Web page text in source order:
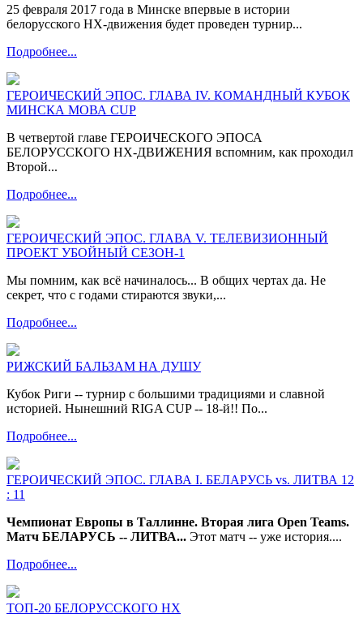
25 февраля 2017 года в Минске впервые в истории
белорусского НХ-движения будет проведен турнир...
Подробнее...
ГЕРОИЧЕСКИЙ ЭПОС. ГЛАВА IV. КОМАНДНЫЙ КУБОК
МИНСКА МОВА CUP
В четвертой главе ГЕРОИЧЕСКОГО ЭПОСА
БЕЛОРУССКОГО НХ-ДВИЖЕНИЯ вспомним, как проходил
Второй...
Подробнее...
ГЕРОИЧЕСКИЙ ЭПОС. ГЛАВА V. ТЕЛЕВИЗИОННЫЙ
ПРОЕКТ УБОЙНЫЙ СЕЗОН-1
Мы помним, как всё начиналось... В общих чертах да. Не
секрет, что с годами стираются звуки,...
Подробнее...
РИЖСКИЙ БАЛЬЗАМ НА ДУШУ
Кубок Риги -- турнир с большими традициями и славной
историей. Нынешний RIGA CUP -- 18-й!! По...
Подробнее...
ГЕРОИЧЕСКИЙ ЭПОС. ГЛАВА I. БЕЛАРУСЬ vs. ЛИТВА 12
: 11
Чемпионат Европы в Таллинне. Вторая лига Open Teams.
Матч БЕЛАРУСЬ -- ЛИТВА... Этот матч -- уже история....
Подробнее...
ТОП-20 БЕЛОРУССКОГО НХ